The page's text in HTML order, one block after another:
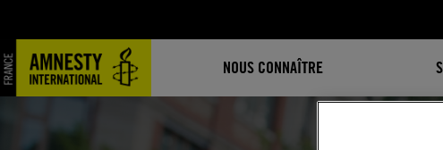
NOUS CONNAÎTRE